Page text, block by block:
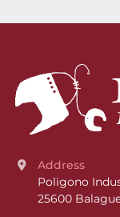
Address
Poligono
25600